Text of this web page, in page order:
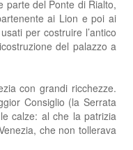
parte del Ponte di Rialto,
ai Lion e poi ai
per costruire l’antico
del palazzo a
con grandi ricchezze.
Consiglio (la Serrata
calze: al che la patrizia
che non tollerava